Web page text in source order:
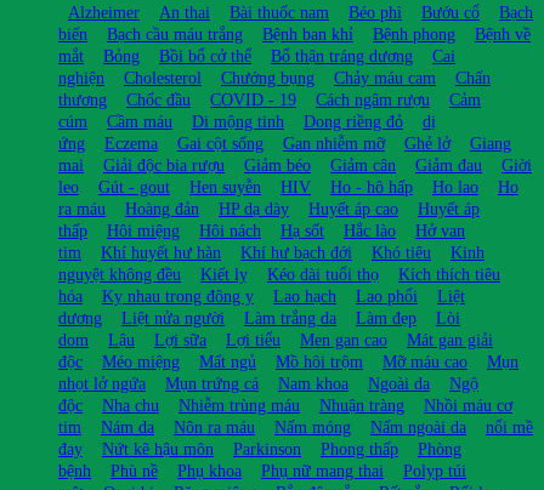
Alzheimer An thai Bài thuốc nam Béo phì Bướu cổ
Bạch
biến
Bạch cầu máu trắng Bệnh ban khỉ Bệnh phong
Bệnh về
mắt
Bỏng Bồi bổ cở thể Bổ thận tráng dương
Cai
nghiện
Cholesterol Chướng bụng Chảy máu cam
Chấn
thương
Chốc đầu COVID - 19 Cách ngâm rượu
Cảm
cúm
Cầm máu Di mộng tinh Dong riềng đỏ
dị
ứng
Eczema Gai cột sống Gan nhiễm mỡ Ghẻ lở
Giang
mai
Giải độc bia rượu Giảm béo Giảm cân Giảm đau
Giời
leo
Gút - gout Hen suyễn HIV Ho - hô hấp Ho lao
Ho
ra máu
Hoàng đản HP dạ dày Huyết áp cao
Huyết áp
thấp
Hôi miệng Hôi nách Hạ sốt Hắc lào
Hở van
tim
Khí huyết hư hàn Khí hư bạch đới Khó tiêu
Kinh
nguyệt không đều
Kiết lỵ Kéo dài tuổi thọ
Kích thích tiêu
hóa
Kỵ nhau trong đông y Lao hạch Lao phổi
Liệt
dương
Liệt nửa người Làm trắng da Làm đẹp
Lòi
dom
Lậu Lợi sữa Lợi tiểu Men gan cao
Mát gan giải
độc
Méo miệng Mất ngủ Mồ hôi trộm Mỡ máu cao
Mụn
nhọt lở ngứa
Mụn trứng cá Nam khoa Ngoài da
Ngộ
độc
Nha chu Nhiễm trùng máu Nhuận tràng
Nhồi máu cơ
tim
Nám da Nôn ra máu Nấm móng Nấm ngoài da
nổi mề
đay
Nứt kẽ hậu môn Parkinson Phong thấp
Phòng
bệnh
Phù nề Phụ khoa Phụ nữ mang thai
Polyp túi